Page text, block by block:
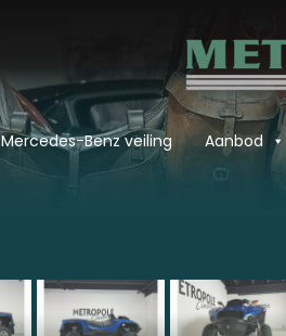
Mercedes-Benz veiling Aanbod